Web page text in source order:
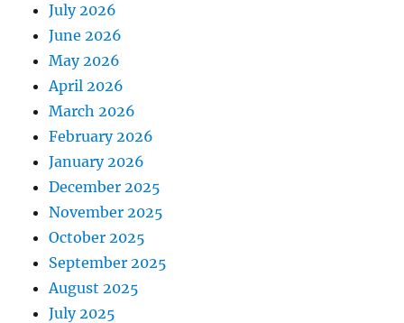
July 2026
June 2026
May 2026
April 2026
March 2026
February 2026
January 2026
December 2025
November 2025
October 2025
September 2025
August 2025
July 2025